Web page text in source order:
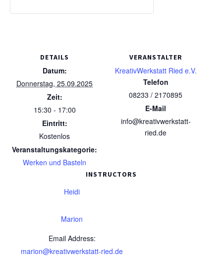
DETAILS
Datum:
Donnerstag, 25.09.2025
Zeit:
15:30 - 17:00
Eintritt:
Kostenlos
Veranstaltungskategorie:
Werken und Basteln
VERANSTALTER
KreativWerkstatt Ried e.V.
Telefon
08233 / 2170895
E-Mail
info@kreativwerkstatt-
ried.de
INSTRUCTORS
Heidi
Marion
Email Address:
marion@kreativwerkstatt-ried.de